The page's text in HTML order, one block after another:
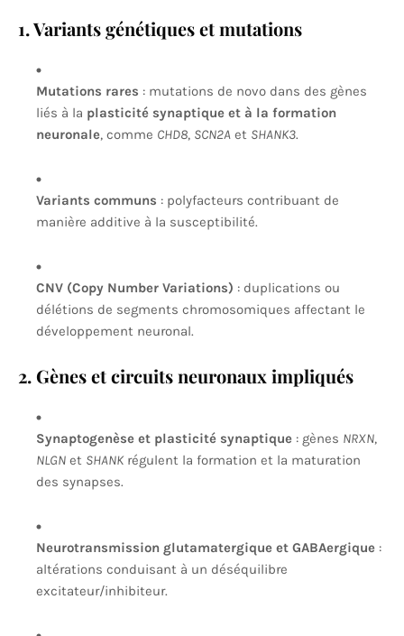
1. Variants génétiques et mutations
Mutations rares : mutations de novo dans des gènes
liés à la plasticité synaptique et à la formation
neuronale, comme CHD8, SCN2A et SHANK3.
Variants communs : polyfacteurs contribuant de
manière additive à la susceptibilité.
CNV (Copy Number Variations) : duplications ou
délétions de segments chromosomiques affectant le
développement neuronal.
2. Gènes et circuits neuronaux impliqués
Synaptogenèse et plasticité synaptique : gènes NRXN,
NLGN et SHANKrégulent la formation et la maturation
des synapses.
Neurotransmission glutamatergique et GABAergique :
altérations conduisant à un déséquilibre
excitateur/inhibiteur.